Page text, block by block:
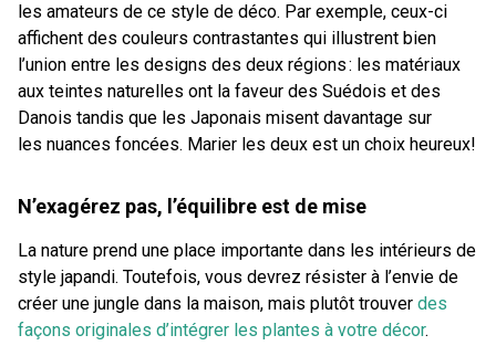
les amateurs de ce style de déco. Par exemple, ceux-ci
affichent des couleurs contrastantes qui illustrent bien
l’union entre les designs des deux régions : les matériaux
aux teintes naturelles ont la faveur des Suédois et des
Danois tandis que les Japonais misent davantage sur
les nuances foncées. Marier les deux est un choix heureux!
N’exagérez pas, l’équilibre est de mise
La nature prend une place importante dans les intérieurs de
style japandi. Toutefois, vous devrez résister à l’envie de
créer une jungle dans la maison, mais plutôt trouver des
façons originales d’intégrer les plantes à votre décor.